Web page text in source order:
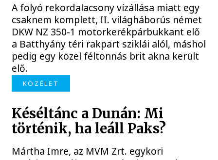
A folyó rekordalacsony vízállása miatt egy
csaknem komplett, II. világháborús német
DKW NZ 350-1 motorkerékpárbukkant elő
a Batthyány téri rakpart sziklái alól, máshol
pedig egy közel féltonnás brit akna került
elő.
KÖZÉLET
Késéltánc a Dunán: Mi
történik, ha leáll Paks?
Mártha Imre, az MVM Zrt. egykori